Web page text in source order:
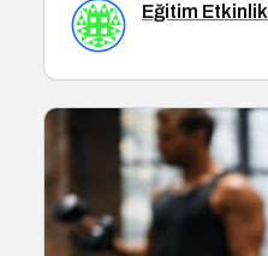
Eğitim Etkinlik